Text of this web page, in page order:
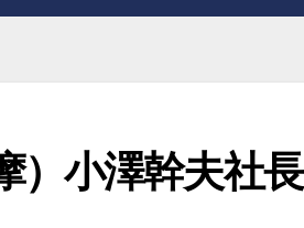
）小澤幹夫社長